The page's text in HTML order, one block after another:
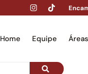
Home Equipe